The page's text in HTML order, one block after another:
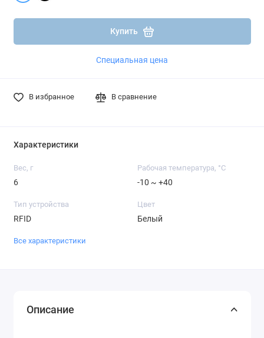
Купить
Специальная цена
В избранное В сравнение
Характеристики
Вес, г
6
Рабочая температура, °C
-10 ~ +40
Тип устройства
RFID
Цвет
Белый
Все характеристики
Описание